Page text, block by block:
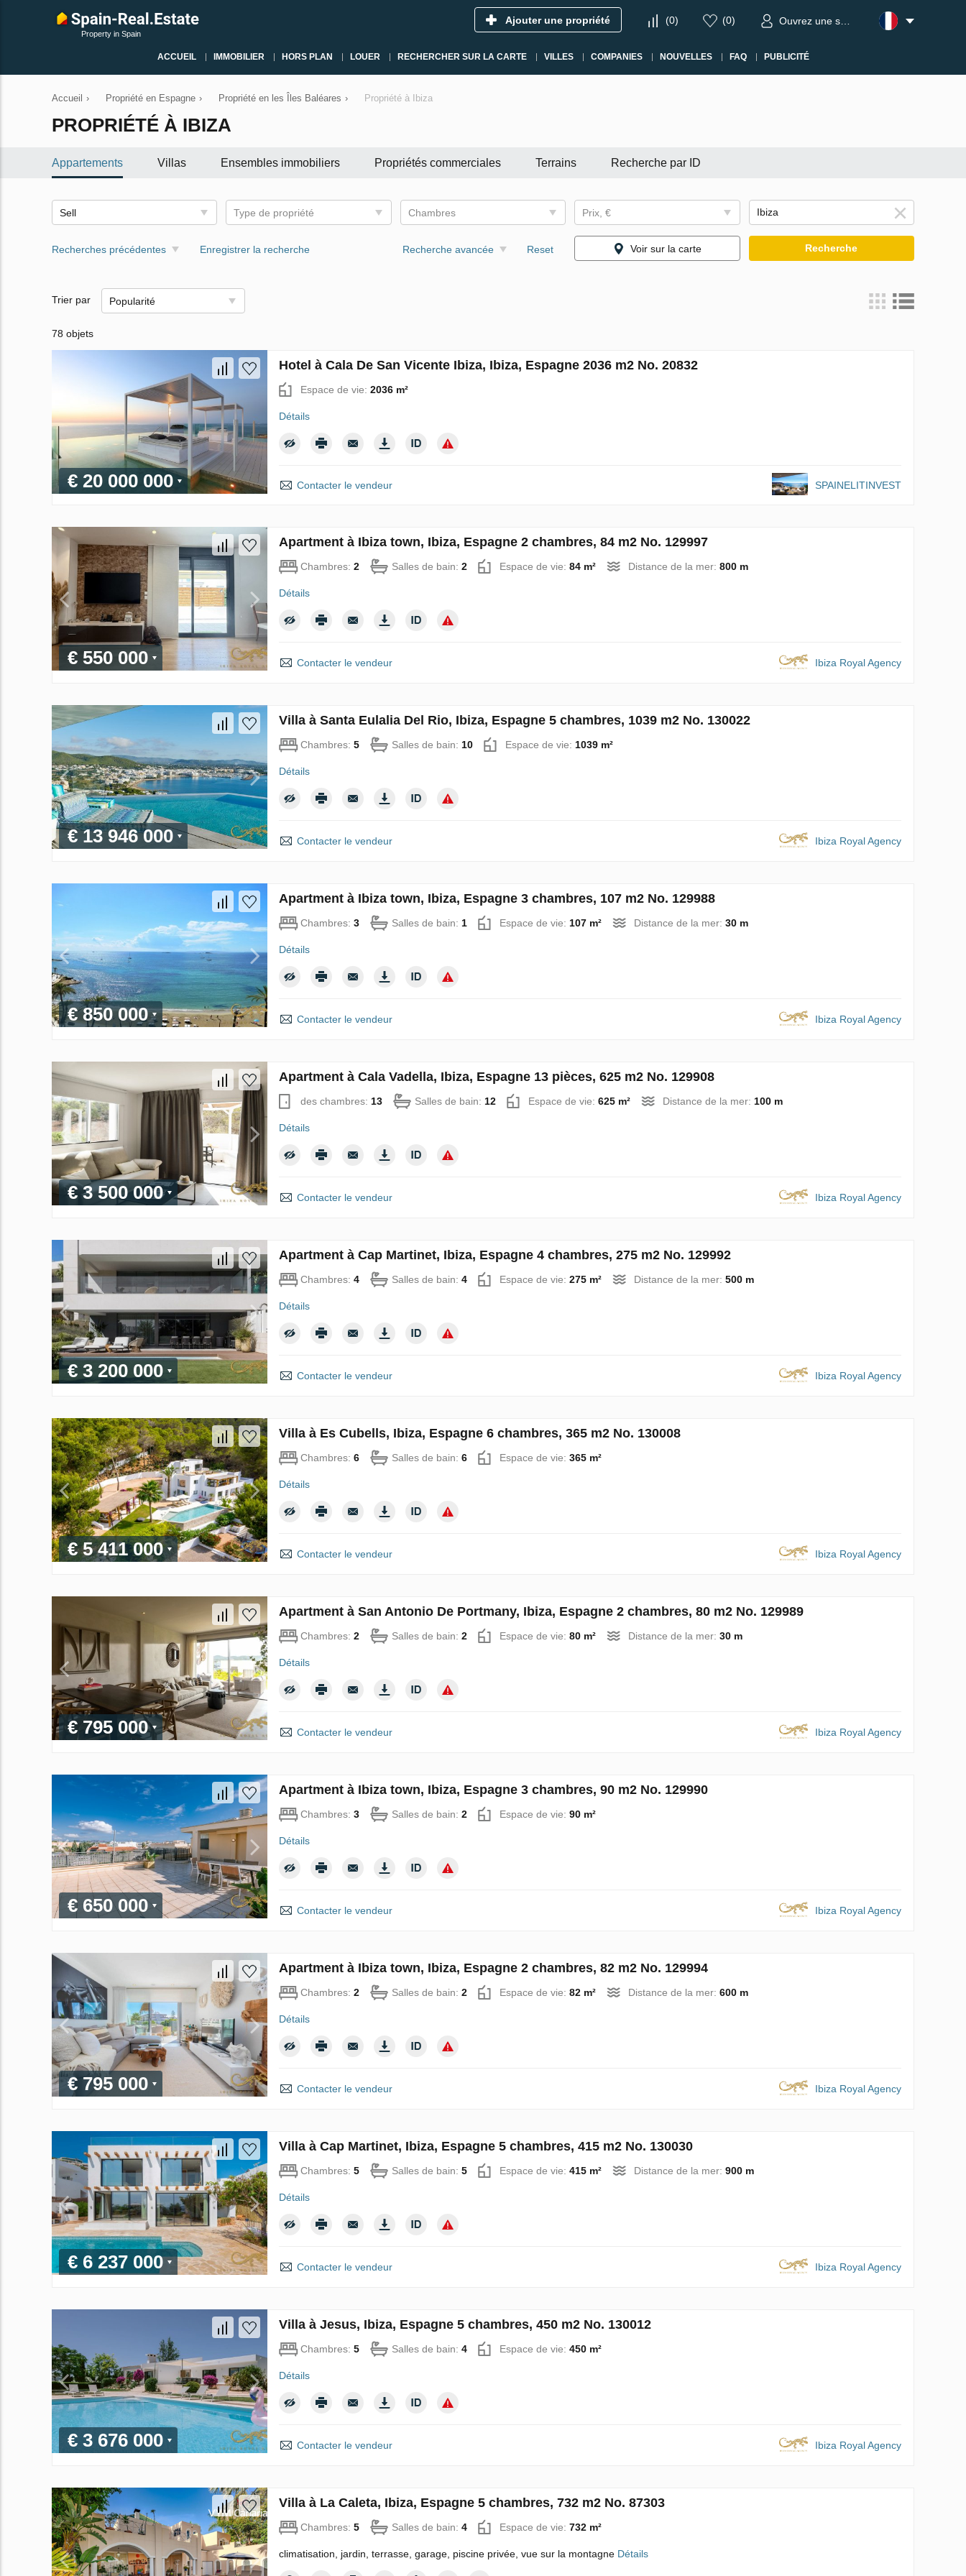
Property in Spain
Ajouter une propriété (0) (0) Ouvrez une session
ACCUEIL IMMOBILIER HORS PLAN LOUER RECHERCHER SUR LA CARTE VILLES COMPANIES NOUVELLES FAQ PUBLICITÉ
Accueil › Propriété en Espagne › Propriété en les Îles Baléares › Propriété à Ibiza
PROPRIÉTÉ À IBIZA
Appartements Villas Ensembles immobiliers Propriétés commerciales Terrains Recherche par ID
Sell Type de propriété Chambres Prix, €
Recherches précédentes Enregistrer la recherche Recherche avancée Reset Voir sur la carte Recherche
Trier par Popularité
78 objets
€ 20 000 000
Hotel à Cala De San Vicente Ibiza, Ibiza, Espagne 2036 m2 No. 20832
Espace de vie: 2036 m²
Détails
Contacter le vendeur SPAINELITINVEST
€ 550 000
Apartment à Ibiza town, Ibiza, Espagne 2 chambres, 84 m2 No. 129997
Chambres: 2 Salles de bain: 2 Espace de vie: 84 m² Distance de la mer: 800 m
Détails
Contacter le vendeur Ibiza Royal Agency
€ 13 946 000
Villa à Santa Eulalia Del Rio, Ibiza, Espagne 5 chambres, 1039 m2 No. 130022
Chambres: 5 Salles de bain: 10 Espace de vie: 1039 m²
Détails
Contacter le vendeur Ibiza Royal Agency
€ 850 000
Apartment à Ibiza town, Ibiza, Espagne 3 chambres, 107 m2 No. 129988
Chambres: 3 Salles de bain: 1 Espace de vie: 107 m² Distance de la mer: 30 m
Détails
Contacter le vendeur Ibiza Royal Agency
€ 3 500 000
Apartment à Cala Vadella, Ibiza, Espagne 13 pièces, 625 m2 No. 129908
des chambres: 13 Salles de bain: 12 Espace de vie: 625 m² Distance de la mer: 100 m
Détails
Contacter le vendeur Ibiza Royal Agency
€ 3 200 000
Apartment à Cap Martinet, Ibiza, Espagne 4 chambres, 275 m2 No. 129992
Chambres: 4 Salles de bain: 4 Espace de vie: 275 m² Distance de la mer: 500 m
Détails
Contacter le vendeur Ibiza Royal Agency
€ 5 411 000
Villa à Es Cubells, Ibiza, Espagne 6 chambres, 365 m2 No. 130008
Chambres: 6 Salles de bain: 6 Espace de vie: 365 m²
Détails
Contacter le vendeur Ibiza Royal Agency
€ 795 000
Apartment à San Antonio De Portmany, Ibiza, Espagne 2 chambres, 80 m2 No. 129989
Chambres: 2 Salles de bain: 2 Espace de vie: 80 m² Distance de la mer: 30 m
Détails
Contacter le vendeur Ibiza Royal Agency
€ 650 000
Apartment à Ibiza town, Ibiza, Espagne 3 chambres, 90 m2 No. 129990
Chambres: 3 Salles de bain: 2 Espace de vie: 90 m²
Détails
Contacter le vendeur Ibiza Royal Agency
€ 795 000
Apartment à Ibiza town, Ibiza, Espagne 2 chambres, 82 m2 No. 129994
Chambres: 2 Salles de bain: 2 Espace de vie: 82 m² Distance de la mer: 600 m
Détails
Contacter le vendeur Ibiza Royal Agency
€ 6 237 000
Villa à Cap Martinet, Ibiza, Espagne 5 chambres, 415 m2 No. 130030
Chambres: 5 Salles de bain: 5 Espace de vie: 415 m² Distance de la mer: 900 m
Détails
Contacter le vendeur Ibiza Royal Agency
€ 3 676 000
Villa à Jesus, Ibiza, Espagne 5 chambres, 450 m2 No. 130012
Chambres: 5 Salles de bain: 4 Espace de vie: 450 m²
Détails
Contacter le vendeur Ibiza Royal Agency
Villa à La Caleta, Ibiza, Espagne 5 chambres, 732 m2 No. 87303
Chambres: 5 Salles de bain: 4 Espace de vie: 732 m²
climatisation, jardin, terrasse, garage, piscine privée, vue sur la montagne Détails